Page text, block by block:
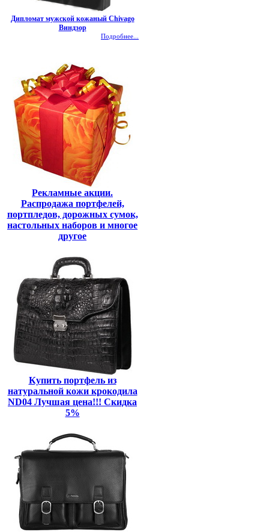
Дипломат мужской кожаный Chivago
Виндзор
Подробнее...
Рекламные акции.
Распродажа портфелей,
портпледов, дорожных сумок,
настольных наборов и многое
другое
Купить портфель из
натуральной кожи крокодила
ND04 Лучшая цена!!! Скидка
5%